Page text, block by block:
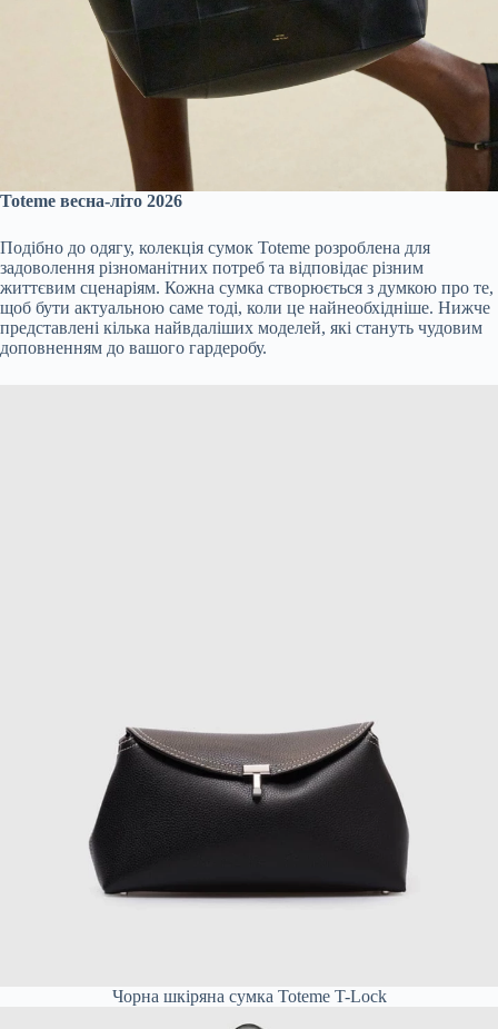
Toteme весна-літо 2026
Подібно до одягу, колекція сумок Toteme розроблена для
задоволення різноманітних потреб та відповідає різним
життєвим сценаріям. Кожна сумка створюється з думкою про те,
щоб бути актуальною саме тоді, коли це найнеобхідніше. Нижче
представлені кілька найвдаліших моделей, які стануть чудовим
доповненням до вашого гардеробу.
Чорна шкіряна сумка Toteme T-Lock